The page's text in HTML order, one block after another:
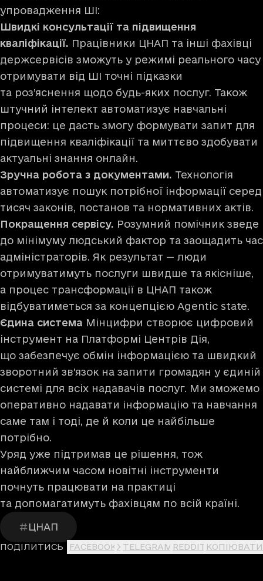
упровадження ШІ:
Швидкі консультації та підвищення
кваліфікації. Працівники ЦНАП та інші фахівці
держсервісів зможуть у режимі реального часу
отримувати від ШІ точні підказки
та роз’яснення щодо будь-яких послуг. Також
штучний інтелект автоматизує навчальні
процеси: це дасть змогу формувати запит для
підвищення кваліфікації та миттєво здобувати
актуальні знання онлайн.
Зручна робота з документами. Технологія
автоматизує пошук потрібної інформації серед
тисяч законів, постанов та нормативних актів.
Покращення сервісу. Розумний помічник зведе
до мінімуму людський фактор та заощадить час
адміністраторів. Як результат — люди
отримуватимуть послуги швидше та якісніше,
а процес трансформації в ЦНАП також
відбуватиметься за концепцією Agentic state.
Єдина система Мінцифри створює цифровий
інструмент на Платформі Центрів Дія,
що забезпечує обмін інформацією та швидкий
зворотний зв’язок на запити громадян у єдиній
системі для всіх надавачів послуг. Ми зможемо
оперативно надавати інформацію та навчання
саме там і тоді, де й коли це найбільше
потрібно.
Уряд уже підтримав це рішення, тож
найближчим часом новітні інструменти
почнуть працювати на практиці
та допомагатимуть фахівцям по всій країні.
ЦНАП
ПОДІЛИТИСЬ FACEBOOK X TELEGRAM REDDIT КОПІЮВАТИ